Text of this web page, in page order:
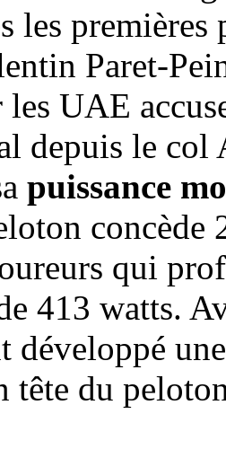
les premières
Paret-
les UAE
depuis le col
puissance
concède
qui
413 watts.
développé
tête du